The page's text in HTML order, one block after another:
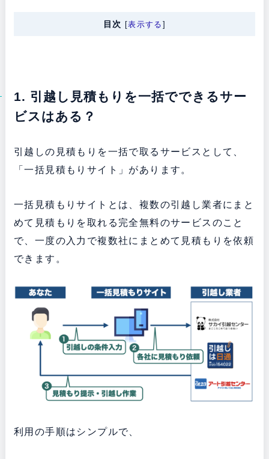
目次 [表示する
1. 引越し見積もりを一括でできるサー
ビスはある？
引越しの見積もりを一括で取るサービスとして、
「一括見積もりサイト」があります。
一括見積もりサイトとは、複数の引越し業者にまと
めて見積もりを取れる完全無料のサービスのこと
で、一度の入力で複数社にまとめて見積もりを依頼
できます。
利用の手順はシンプルで、